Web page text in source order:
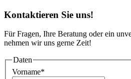
Kontaktieren Sie uns!
Für Fragen, Ihre Beratung oder ein
nehmen wir uns gerne Zeit!
Daten
Vorname*